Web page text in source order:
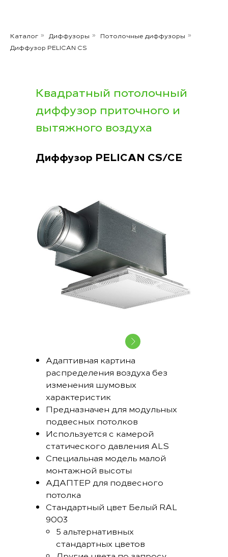
Каталог » Диффузоры » Потолочные диффузоры »
Диффузор PELICAN CS
Квадратный потолочный
диффузор приточного и
вытяжного воздуха
Диффузор PELICAN CS/CE
Адаптивная картина
распределения воздуха без
изменения шумовых
характеристик
Предназначен для модульных
подвесных потолков
Используется с камерой
статического давления ALS
Специальная модель малой
монтажной высоты
АДАПТЕР для подвесного
потолка
Стандартный цвет Белый RAL
9003
5 альтернативных
стандартных цветов